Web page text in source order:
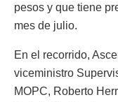
pesos y que tiene
mes de julio.
En el recorrido,
viceministro
MOPC, Roberto